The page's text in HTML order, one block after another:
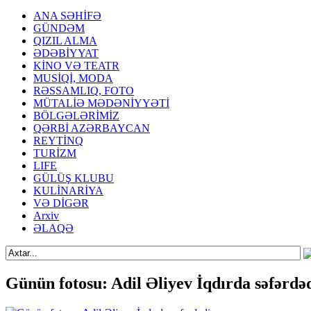
ANA SƏHİFƏ
GÜNDƏM
QIZIL ALMA
ƏDƏBİYYAT
KİNO VƏ TEATR
MUSİQİ, MODA
RƏSSAMLIQ, FOTO
MÜTALİƏ MƏDƏNİYYƏTİ
BÖLGƏLƏRİMİZ
QƏRBİ AZƏRBAYCAN
REYTİNQ
TURİZM
LIFE
GÜLÜŞ KLUBU
KULİNARİYA
VƏ DİGƏR
Arxiv
ƏLAQƏ
Günün fotosu: Adil Əliyev İqdırda